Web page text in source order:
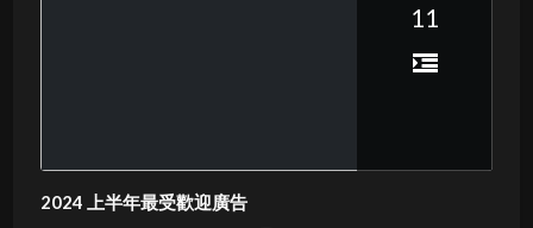
11
2024 上半年最受歡迎廣告